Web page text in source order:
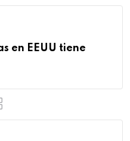
en EEUU tiene